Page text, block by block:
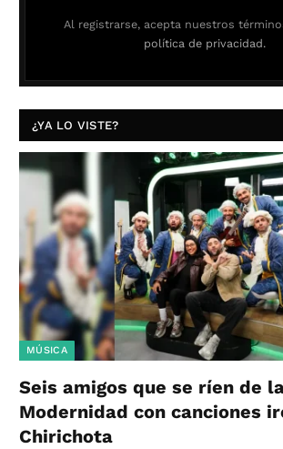
Al registrarse, acepta nuestros
política de privacidad.
¿YA LO VISTE?
MÚSICA
Seis amigos que se ríen de
Modernidad con canciones
Chirichota